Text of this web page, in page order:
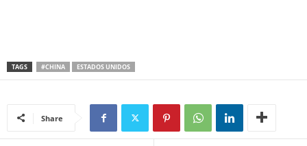
TAGS #CHINA ESTADOS UNIDOS
Share